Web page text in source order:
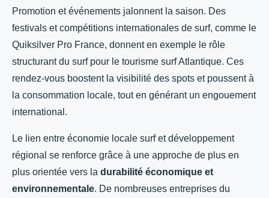
Promotion et événements jalonnent la saison. Des
festivals et compétitions internationales de surf, comme le
Quiksilver Pro France, donnent en exemple le rôle
structurant du surf pour le tourisme surf Atlantique. Ces
rendez-vous boostent la visibilité des spots et poussent à
la consommation locale, tout en générant un engouement
international.
Le lien entre économie locale surf et développement
régional se renforce grâce à une approche de plus en
plus orientée vers la durabilité économique et
environnementale. De nombreuses entreprises du